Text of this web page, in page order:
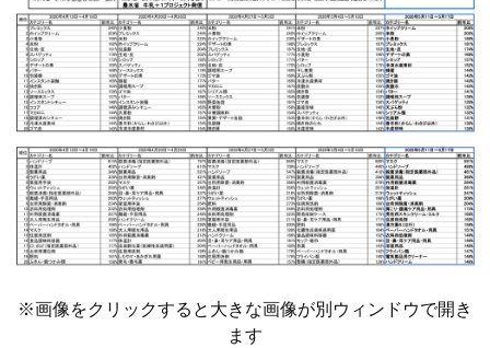
※画像をクリックすると大きな画像が別ウィンドウで開き
ます